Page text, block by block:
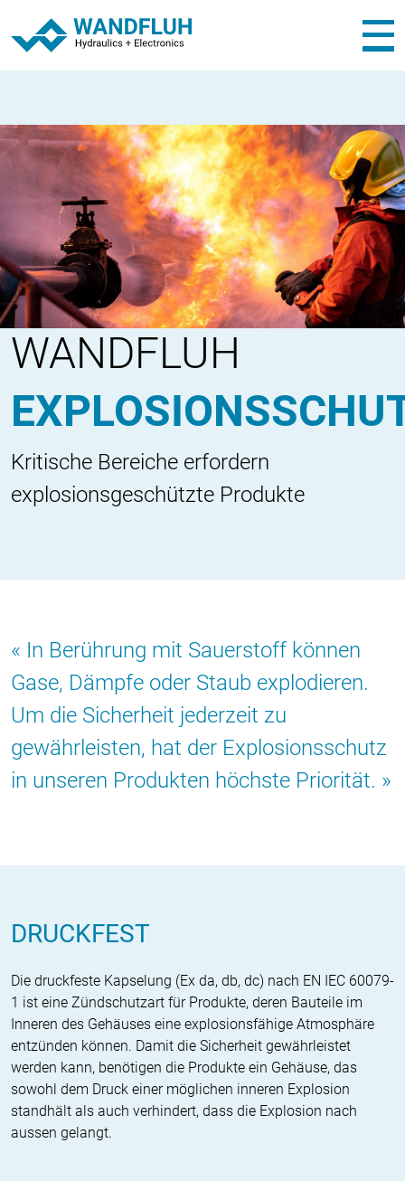
WANDFLUH
Kritische Bereiche erfordern
explosionsgeschützte Produkte
In Berührung mit Sauerstoff können
Gase, Dämpfe oder Staub explodieren.
Um die Sicherheit jederzeit zu
gewährleisten, hat der Explosionsschutz
in unseren Produkten höchste Priorität.
DRUCKFEST
Die druckfeste Kapselung (Ex da, db, dc) nach EN IEC 60079-
1 ist eine Zündschutzart für Produkte, deren Bauteile im
Inneren des Gehäuses eine explosionsfähige Atmosphäre
entzünden können. Damit die Sicherheit gewährleistet
werden kann, benötigen die Produkte ein Gehäuse, das
sowohl dem Druck einer möglichen inneren Explosion
standhält als auch verhindert, dass die Explosion nach
aussen gelangt.